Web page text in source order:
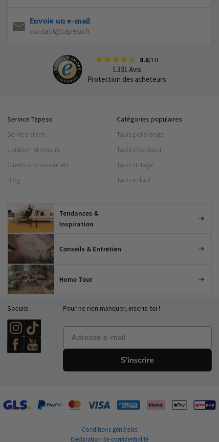
Envoie un e-mail
contact@tapeso.fr
8.6/10
1.331 Avis
Protection des acheteurs
Service Tapeso
Service client
Livraison et retours
Clients professionnels
Blog
Catégories populaires
Tapis poils longs
Tapis d’extérieur
Tapis vintage
Tapis enfant
Tendances &
Inspiration
Conseils & Entretien
Home Tour
Socials Pour ne rien manquer, inscris-toi !
E-mailadres
S'inscrire
Conditions générales
Déclaration de confidentialité